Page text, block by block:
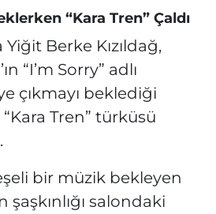
“Kara Tren” Çaldı
Yiğit Berke Kızıldağ,
“I’m Sorry” adlı
çıkmayı beklediği
“Kara Tren” türküsü
bir müzik bekleyen
salondaki